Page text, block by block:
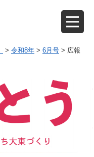
> 令和8年 > 6月号 > 広報